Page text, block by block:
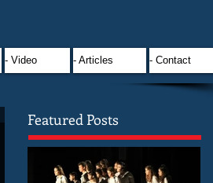
- Video - Articles - Contact
Featured Posts